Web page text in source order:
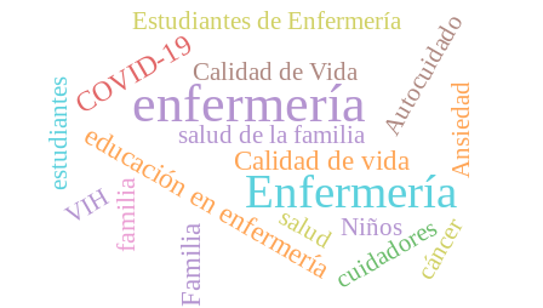
enfermería
Enfermería
educación en enfermería
Calidad de vida
COVID-19
Familia
familia
Autocuidado
Ansiedad
Estudiantes de Enfermería
estudiantes
salud
Calidad de Vida
cuidadores
VIH
cáncer
salud de la familia
Niños